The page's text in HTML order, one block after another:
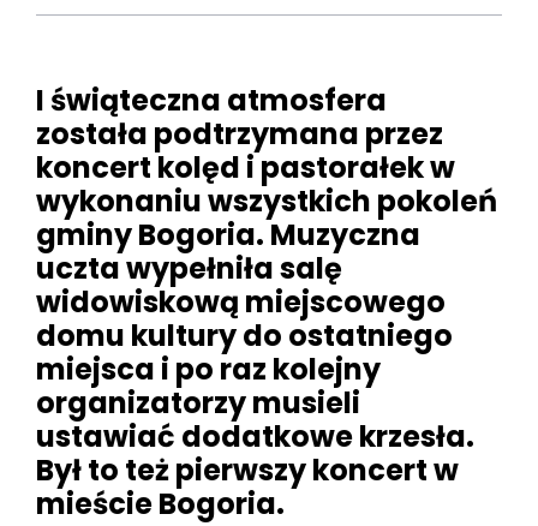
I świąteczna atmosfera
została podtrzymana przez
koncert kolęd i pastorałek w
wykonaniu wszystkich pokoleń
gminy Bogoria. Muzyczna
uczta wypełniła salę
widowiskową miejscowego
domu kultury do ostatniego
miejsca i po raz kolejny
organizatorzy musieli
ustawiać dodatkowe krzesła.
Był to też pierwszy koncert w
mieście Bogoria.